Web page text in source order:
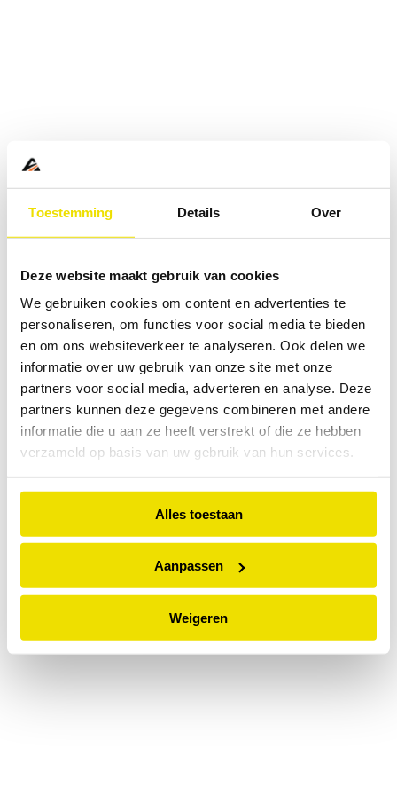
Toestemming Details Over
Deze website maakt gebruik van cookies
We gebruiken cookies om content en advertenties te
personaliseren, om functies voor social media te bieden
en om ons websiteverkeer te analyseren. Ook delen we
informatie over uw gebruik van onze site met onze
partners voor social media, adverteren en analyse. Deze
partners kunnen deze gegevens combineren met andere
informatie die u aan ze heeft verstrekt of die ze hebben
verzameld op basis van uw gebruik van hun services.
Alles toestaan
Aanpassen
Weigeren
Application error: a client-side exception has occurred while
loadingwww.abd.nl(see the browser consolefor more
information).